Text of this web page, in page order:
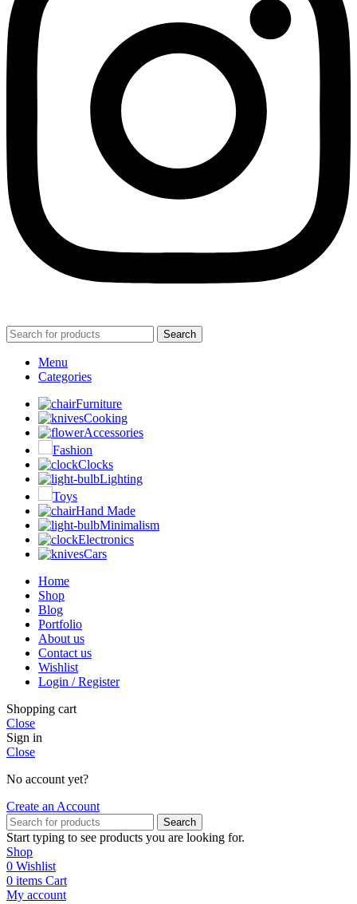
Search
Menu
Categories
Furniture
Cooking
Accessories
Fashion
Clocks
Lighting
Toys
Hand Made
Minimalism
Electronics
Cars
Home
Shop
Blog
Portfolio
About us
Contact us
Wishlist
Login / Register
Shopping cart
Close
Sign in
Close
No account yet?
Create an Account
Search
Start typing to see products you are looking for.
Shop
0 Wishlist
0 items Cart
My account